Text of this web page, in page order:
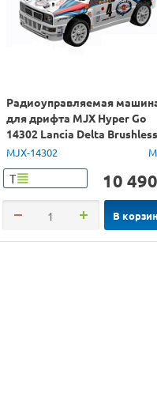
Радиоуправляемая
для дрифта MJX Hyper Go
14302 Lancia Delta Brushless
4WD 2.4G LED 1/14 RTR
MJX-14302
Т 10 490
В